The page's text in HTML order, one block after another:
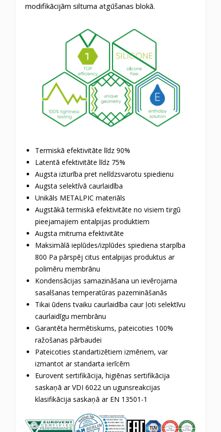
modifikācijām siltuma atgūšanas blokā.
Termiskā efektivitāte līdz 90%
Latentā efektivitāte līdz 75%
Augsta izturība pret nelīdzsvarotu spiedienu
Augsta selektīvā caurlaidība
Unikāls METALPIC materiāls
Augstākā termiskā efektivitāte no visiem tirgū
pieejamajiem entalpijas produktiem
Augsta mitruma efektivitāte
Maksimālā ieplūdes/izplūdes spiediena starpība
800 Pa pārspēj citus entalpijas produktus ar
polimēru membrānu
Kondensācijas samazināšana un ievērojama
sasalšanas temperatūras pazemināšanās
Tikai ūdens tvaiku caurlaidība caur ļoti selektīvu
caurlaidīgu membrānu
Garantēta hermētiskums, pateicoties 100%
ražošanas pārbaudei
Pateicoties standartizētiem izmēriem, var
izmantot ar standarta ierīcēm
Eurovent sertifikācija, higiēnas sertifikācija
saskaņā ar VDI 6022 un ugunsreakcijas
klasifikācija saskaņā ar EN 13501-1